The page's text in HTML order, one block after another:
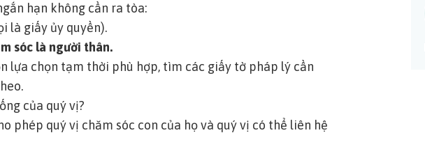
hạn không cần ra tòa:
là giấy ủy quyền).
sóc là người thân.
lựa chọn tạm thời phù hợp, tìm các giấy tờ pháp lý cần
của quý vị?
phép quý vị chăm sóc con của họ và quý vị có thể liên hệ